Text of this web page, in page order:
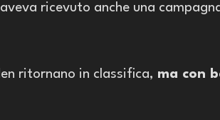
ricevuto anche una
ritornano in classifica, ma con